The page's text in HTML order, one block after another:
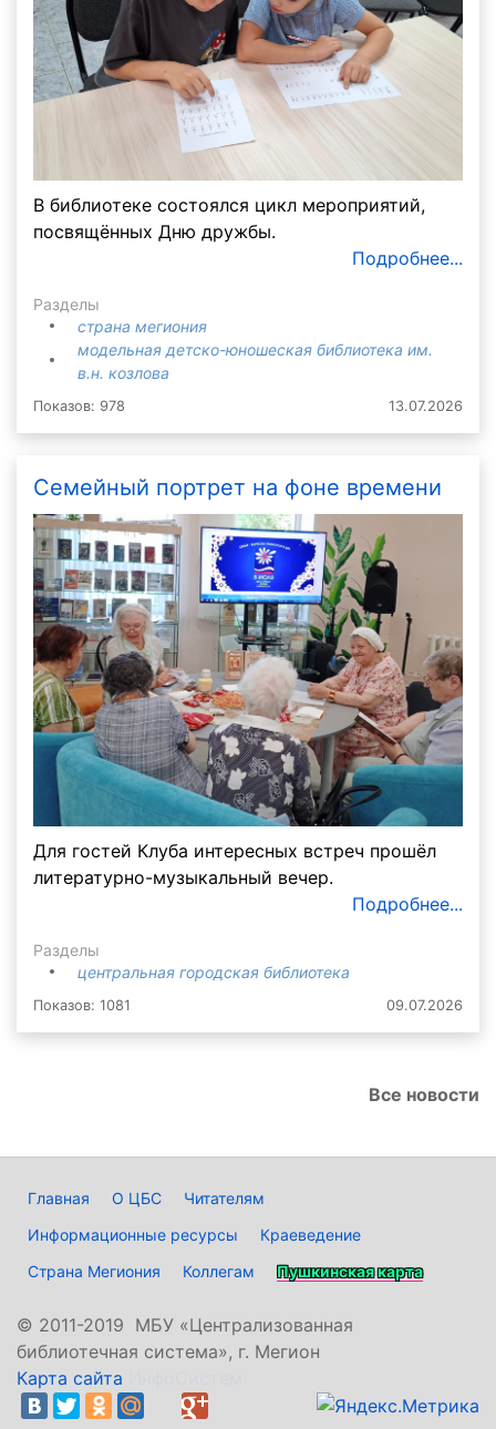
В библиотеке состоялся цикл мероприятий,
посвящённых Дню дружбы.
Подробнее...
Разделы
страна мегиония
модельная детско-юношеская библиотека им.
в.н. козлова
Показов: 978 13.07.2026
Семейный портрет на фоне времени
Для гостей Клуба интересных встреч прошёл
литературно-музыкальный вечер.
Подробнее...
Разделы
центральная городская библиотека
Показов: 1081 09.07.2026
Все новости
Главная О ЦБС
Читателям
Информационные ресурсы
Краеведение
Страна Мегиония
Коллегам Пушкинская карта
© 2011-2019 МБУ «Централизованная
библиотечная система», г. Мегион
Карта сайта